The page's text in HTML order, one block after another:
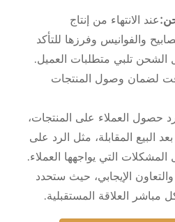
عند الانتهاء من إنتاج
والفوانيس وفرزها للتأكد
الشحن تلبي متطلبات العميل.
لضمان وصول المنتجات
حصول العملاء على المنتجات،
البيع المقابلة، مثل الرد على
التي يواجهها العملاء.
الإيجابي، حيث ستحدد
مباشر العلاقة المستقبلية.